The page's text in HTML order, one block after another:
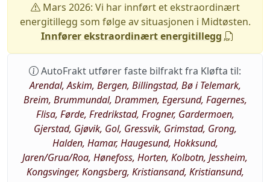
Mars 2026: Vi har innført et ekstraordinært
energitillegg som følge av situasjonen i Midtøsten.
Innfører ekstraordinært energitillegg
AutoFrakt utfører faste bilfrakt fra Kløfta til:
Arendal, Askim, Bergen, Billingstad, Bø i Telemark,
Breim, Brummundal, Drammen, Egersund, Fagernes,
Flisa, Førde, Fredrikstad, Frogner, Gardermoen,
Gjerstad, Gjøvik, Gol, Gressvik, Grimstad, Grong,
Halden, Hamar, Haugesund, Hokksund,
Jaren/Grua/Roa, Hønefoss, Horten, Kolbotn, Jessheim,
Kongsvinger, Kongsberg, Kristiansand, Kristiansund,